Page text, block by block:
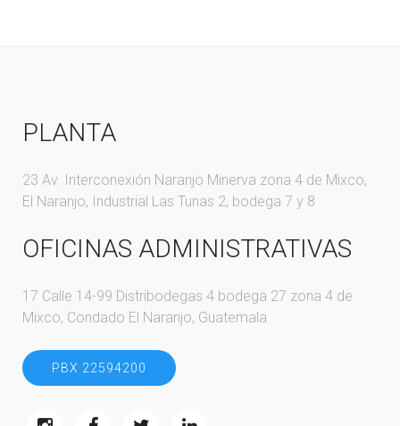
PLANTA
23 Av. Interconexión Naranjo Minerva zona 4 de Mixco,
El Naranjo, Industrial Las Tunas 2, bodega 7 y 8
OFICINAS ADMINISTRATIVAS
17 Calle 14-99 Distribodegas 4 bodega 27 zona 4 de
Mixco, Condado El Naranjo, Guatemala
PBX 22594200